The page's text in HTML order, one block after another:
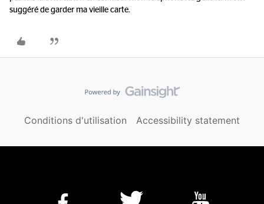
suggéré de garder ma vieille carte.
Conditions d'utilisation Accessibility statement